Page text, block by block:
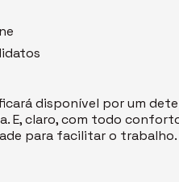
disponível por um
E, claro, com todo
para facilitar o trabalho.